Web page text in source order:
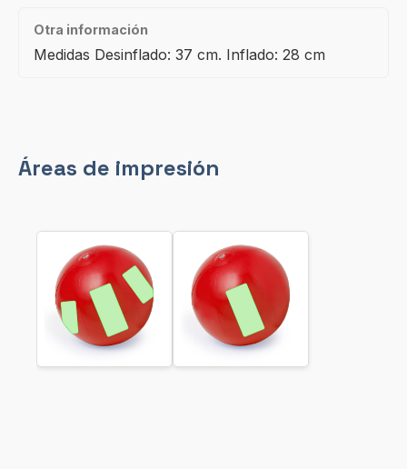
Otra información
Medidas Desinflado: 37 cm. Inflado: 28 cm
Áreas de impresión